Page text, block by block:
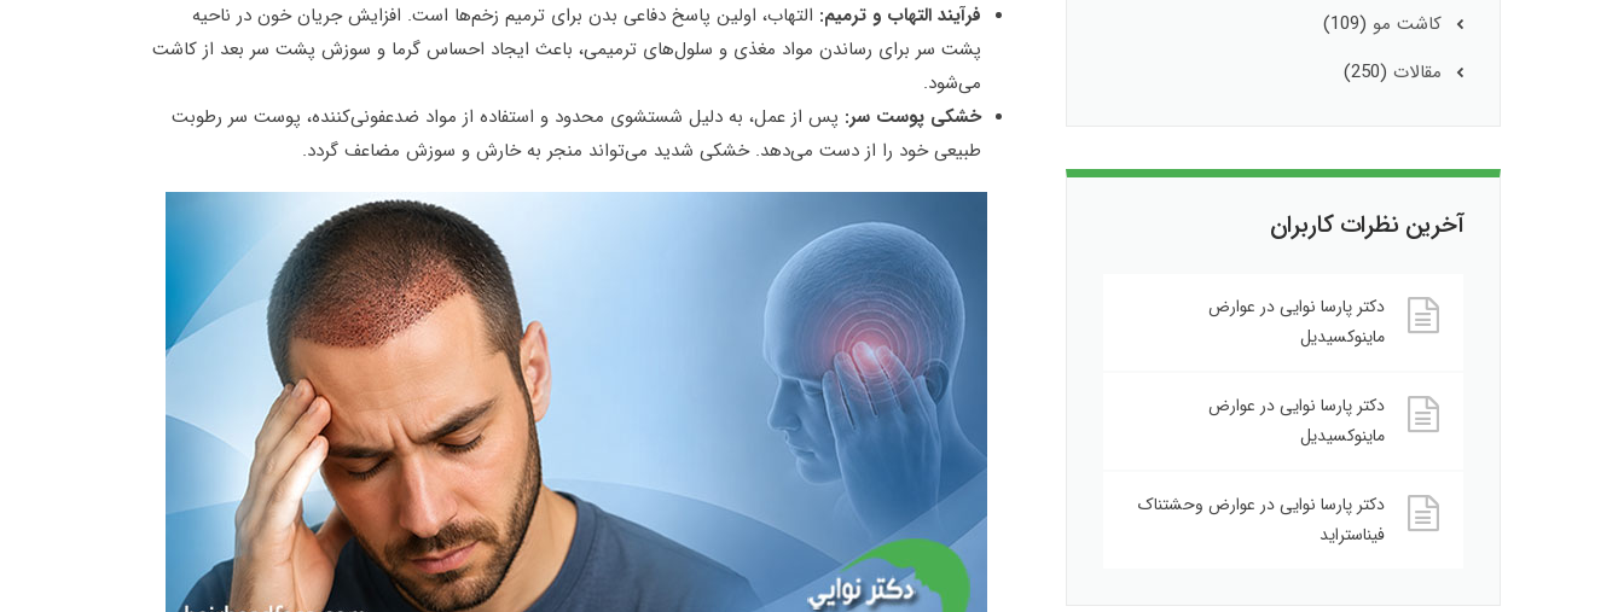
فرآیند التهاب و ترمیم: التهاب، اولین پاسخ دفاعی بدن برای ترمیم زخم‌ها است. افزایش جریان خون در ناحیه
پشت سر برای رساندن مواد مغذی و سلول‌های ترمیمی، باعث ایجاد احساس گرما و سوزش پشت سر بعد از کاشت
می‌شود.
خشکی پوست سر: پس از عمل، به دلیل شستشوی محدود و استفاده از مواد ضدعفونی‌کننده، پوست سر رطوبت
طبیعی خود را از دست می‌دهد. خشکی شدید می‌تواند منجر به خارش و سوزش مضاعف گردد.
کاشت مو (109)
مقالات (250)
آخرین نظرات کاربران
دکتر پارسا نواییدر عوارض
ماینوکسیدیل
دکتر پارسا نواییدر عوارض
ماینوکسیدیل
دکتر پارسا نواییدر عوارض وحشتناک
فیناستراید